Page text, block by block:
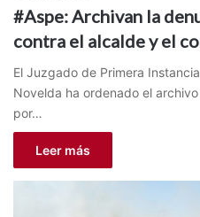
#Aspe: Archivan la
contra el alcalde y el
El Juzgado de Primera
Novelda ha ordenado el
por…
Leer más